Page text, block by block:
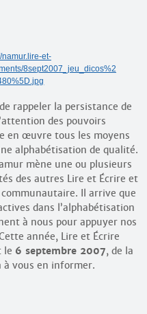
namur.lire-et-
8sept2007_jeu_dicos%2
rappeler la persistance de
des pouvoirs
en œuvre tous les moyens
alphabétisation de qualité.
mène une ou plusieurs
des autres Lire et Écrire et
Il arrive que
dans l’alphabétisation
à nous pour appuyer nos
année, Lire et Écrire
le 6 septembre 2007, de la
vous en informer.